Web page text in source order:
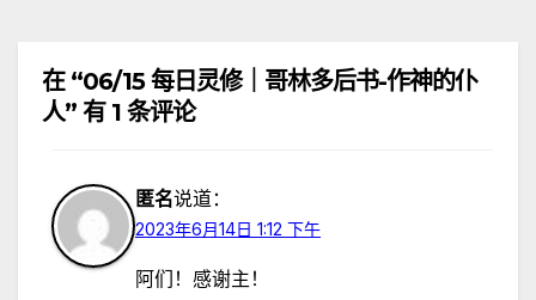
航
在 “06/15 每日灵修｜哥林多后书-作神的仆
人” 有 1 条评论
匿名说道：
2023年6月14日 1:12 下午
阿们！感谢主！